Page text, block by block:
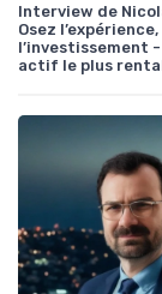
Interview de
Osez
l’investissement -
actif le plus